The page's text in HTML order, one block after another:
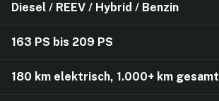
Diesel / REEV / Hybrid / Benzin
163 PS bis 209 PS
180 km elektrisch, 1.000+ km gesamt